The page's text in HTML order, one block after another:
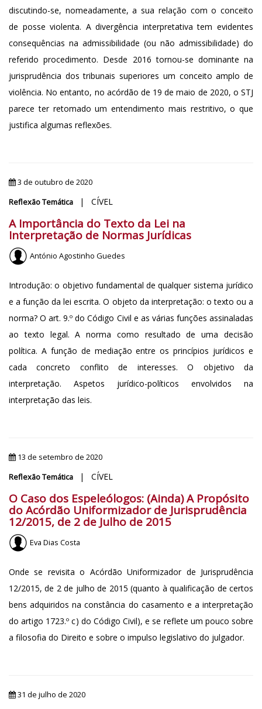
discutindo-se, nomeadamente, a sua relação com o conceito
de posse violenta. A divergência interpretativa tem evidentes
consequências na admissibilidade (ou não admissibilidade) do
referido procedimento. Desde 2016 tornou-se dominante na
jurisprudência dos tribunais superiores um conceito amplo de
violência. No entanto, no acórdão de 19 de maio de 2020, o STJ
parece ter retomado um entendimento mais restritivo, o que
justifica algumas reflexões.
3 de outubro de 2020
Reflexão Temática
| CÍVEL
A Importância do Texto da Lei na
Interpretação de Normas Jurídicas
António Agostinho Guedes
Introdução: o objetivo fundamental de qualquer sistema jurídico
e a função da lei escrita. O objeto da interpretação: o texto ou a
norma? O art. 9.º do Código Civil e as várias funções assinaladas
ao texto legal. A norma como resultado de uma decisão
política. A função de mediação entre os princípios jurídicos e
cada concreto conflito de interesses. O objetivo da
interpretação. Aspetos jurídico-políticos envolvidos na
interpretação das leis.
13 de setembro de 2020
Reflexão Temática
| CÍVEL
O Caso dos Espeleólogos: (Ainda) A Propósito
do Acórdão Uniformizador de Jurisprudência
12/2015, de 2 de Julho de 2015
Eva Dias Costa
Onde se revisita o Acórdão Uniformizador de Jurisprudência
12/2015, de 2 de julho de 2015 (quanto à qualificação de certos
bens adquiridos na constância do casamento e a interpretação
do artigo 1723.º c) do Código Civil), e se reflete um pouco sobre
a filosofia do Direito e sobre o impulso legislativo do julgador.
31 de julho de 2020